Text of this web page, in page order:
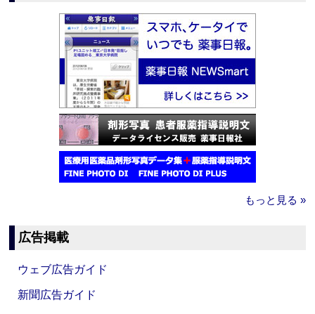
もっと見る »
広告掲載
ウェブ広告ガイド
新聞広告ガイド